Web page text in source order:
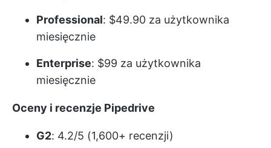
Professional: $49.90 za użytkownika
miesięcznie
Enterprise: $99 za użytkownika
miesięcznie
Oceny i recenzje Pipedrive
G2: 4.2/5 (1,600+ recenzji)